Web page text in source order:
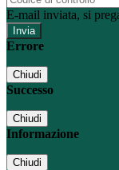
E-mail inviata, si
Errore
Chiudi
Successo
Chiudi
Informazione
Chiudi